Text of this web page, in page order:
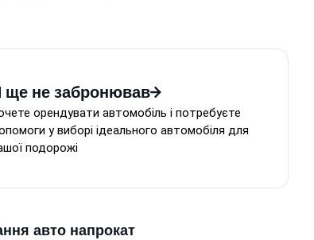
ще не забронював
орендувати автомобіль і потребуєте
у виборі ідеального автомобіля для
подорожі
авто напрокат